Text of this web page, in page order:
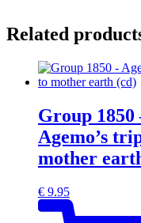
Related
Group 1850
Agemo’s
mother
€ 9.95